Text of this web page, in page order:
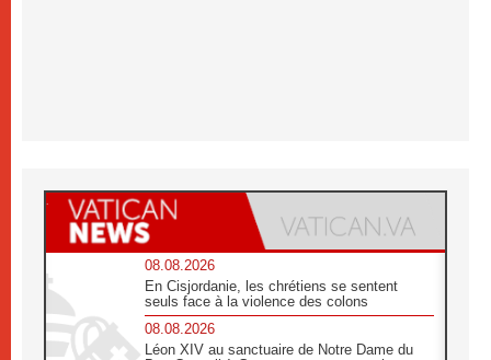
08.08.2026
En Cisjordanie, les chrétiens se sentent
seuls face à la violence des colons
08.08.2026
Léon XIV au sanctuaire de Notre Dame du